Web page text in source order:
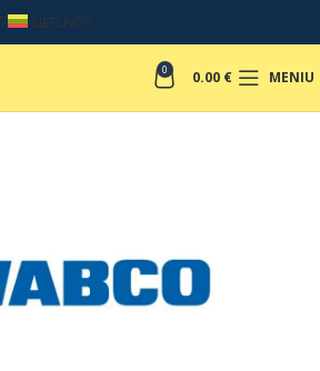
LIETUVOS
0 0.00 € MENIU